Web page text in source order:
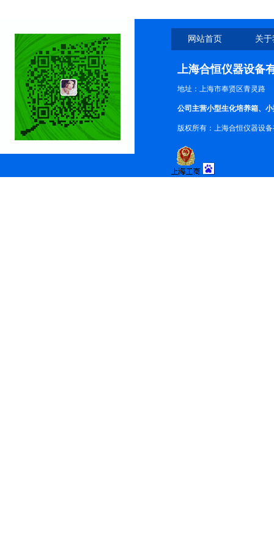
网站首页 关
上海合恒仪器设备
地址：上海市奉贤区青灵路
公司主营小型生化培养箱、
版权所有：上海合恒仪器设